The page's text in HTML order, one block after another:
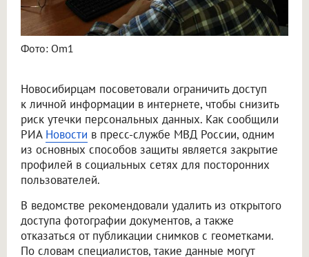
Фото: Om1
Новосибирцам посоветовали ограничить доступ
к личной информации в интернете, чтобы снизить
риск утечки персональных данных. Как сообщили
РИА Новости в пресс-службе МВД России, одним
из основных способов защиты является закрытие
профилей в социальных сетях для посторонних
пользователей.
В ведомстве рекомендовали удалить из открытого
доступа фотографии документов, а также
отказаться от публикации снимков с геометками.
По словам специалистов, такие данные могут